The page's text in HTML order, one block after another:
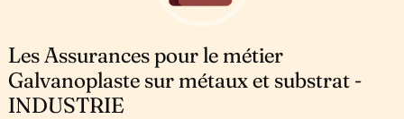
Les Assurances pour le métier
Galvanoplaste sur métaux et substrat -
INDUSTRIE